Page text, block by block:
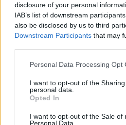
disclosure of your personal
IAB’s list of downstream
also be disclosed by us to third
Downstream Participants that may
Please note that this website/app
not limited to your visit or usage
grant or deny consent to Google
use your data for below specified
consent section.
Personal Data Processing Opt
I want to opt-out of the
personal data.
Opted In
I want to opt-out of the Sale of
Personal Data.
Meccs Center